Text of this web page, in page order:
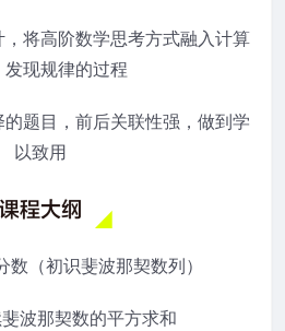
将高阶数学思考方式融入计算
发现规律的过程
题目，前后关联性强，做到学
以致用
（初识斐波那契数列）
波那契数的平方求和